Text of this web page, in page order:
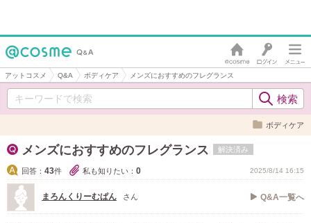
アットコスメ Q&A ボディケア メンズにおすすめのフレグランス
ボディケア
メンズにおすすめのフレグランス 解決済み
回答： 43件 私も知りたい： 0 2025/8/14 16:15
まろんくりーむぱん さん Q&A一覧へ